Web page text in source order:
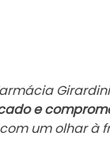
e
um olhar à